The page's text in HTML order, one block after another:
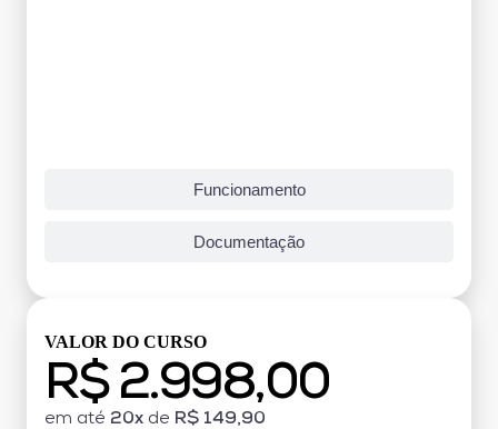
Funcionamento
Documentação
VALOR DO CURSO
R$ 2.998,00
em até 20x de R$ 149,90